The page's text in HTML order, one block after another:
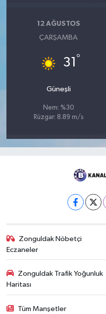
12 AĞUSTOS
ÇARŞAMBA
31 °
Güneşli
Nem: %30
Rüzgar: 8.89 m/s
Zonguldak Nöbetçi
Eczaneler
Zonguldak Trafik Yoğunluk
Haritası
Tüm Manşetler